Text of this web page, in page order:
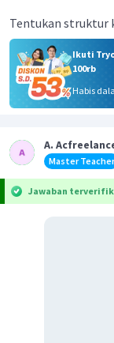
Tentukan struktur
Ikuti
100rb
Habis
A.
Master Teacher
Jawaban